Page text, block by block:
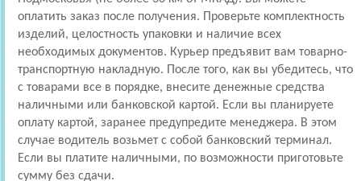
оплатить заказ после получения. Проверьте комплектность
изделий, целостность упаковки и наличие всех
необходимых документов. Курьер предъявит вам товарно-
транспортную накладную. После того, как вы убедитесь, что
с товарами все в порядке, внесите денежные средства
наличными или банковской картой. Если вы планируете
оплату картой, заранее предупредите менеджера. В этом
случае водитель возьмет с собой банковский терминал.
Если вы платите наличными, по возможности приготовьте
сумму без сдачи.